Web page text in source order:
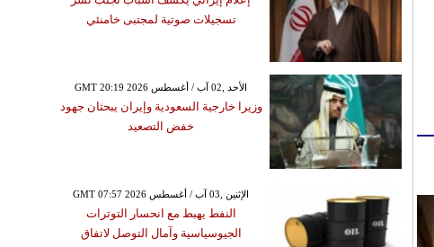
تسجيلات صوتية لمجتبى خامنئي
GMT 20:19 2026 الأحد ,02 آب / أغسطس
وزيرا خارجية السعودية وإيران يبحثان جهود
خفض التصعيد
GMT 07:57 2026 الإثنين ,03 آب / أغسطس
النفط يهبط مع انحسار التوترات
الجيوسياسية وآمال التوصل لاتفاق